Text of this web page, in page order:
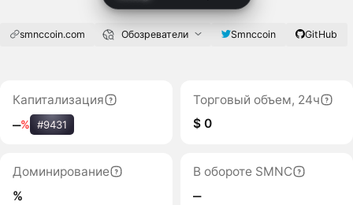
smnccoin.com Обозреватели Smnccoin GitHub
Капитализация
‒% #9431
Торговый объем, 24ч
$ 0
Доминирование
%
В обороте SMNC
‒